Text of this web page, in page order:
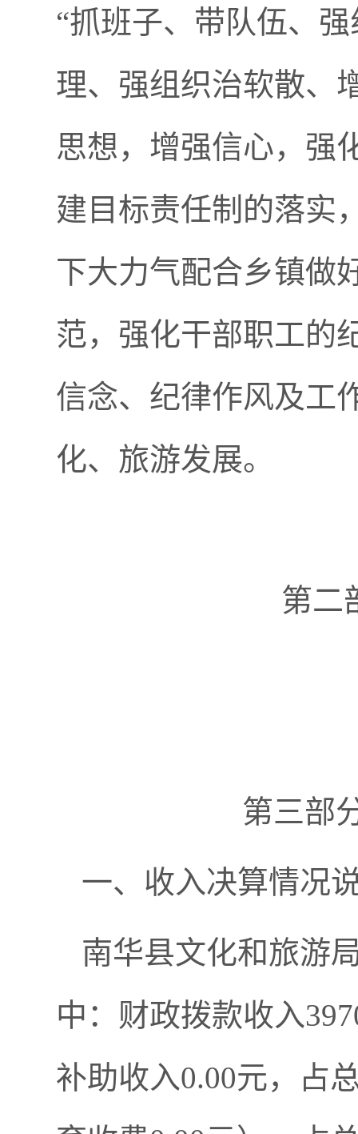
“抓班子、带队伍、
理、强组织治软散、
思想，增强信心，强
建目标责任制的落实
下大力气配合乡镇做
范，强化干部职工的
信念、纪律作风及工
化、旅游发展。
第二
第三部
一、收入决算情况
南华县文化和旅游
中：财政拨款收入
补助收入0.00元，占